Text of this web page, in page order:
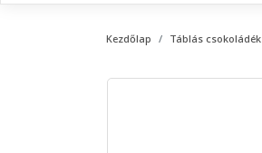
Kezdőlap Táblás csokoládék